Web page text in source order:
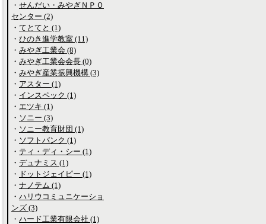
・ せんだい・みやぎＮＰＯ
センター (2)
・ てとてと (1)
・ ひのき進学教室 (11)
・ みやぎ工業会 (8)
・ みやぎ工業会会長 (0)
・ みやぎ産業振興機構 (3)
・ アスター (1)
・ インスペック (1)
・ エツキ (1)
・ ソニー (3)
・ ソニー教育財団 (1)
・ ソフトバンク (1)
・ ティ・ディ・シー (1)
・ デュナミス (1)
・ ドットジェイピー (1)
・ ナノテム (1)
・ ハリウコミュニケーショ
ンズ (3)
・ ハード工業有限会社 (1)